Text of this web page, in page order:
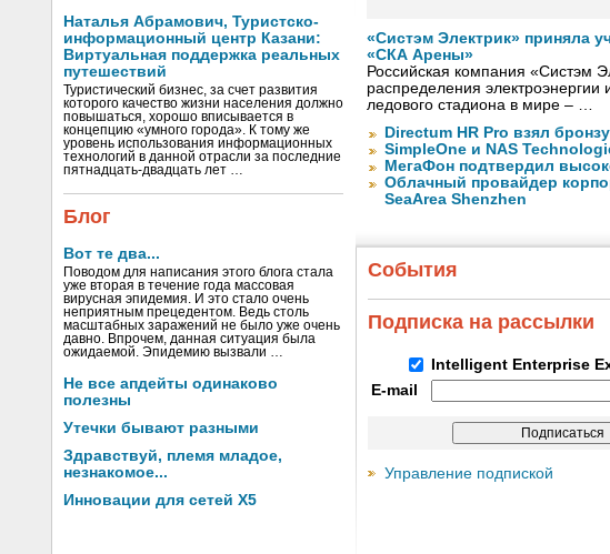
Наталья Абрамович, Туристско-
информационный центр Казани:
Виртуальная поддержка реальных
путешествий
Туристический бизнес, за счет развития
которого качество жизни населения должно
повышаться, хорошо вписывается в
концепцию «умного города». К тому же
уровень использования информационных
технологий в данной отрасли за последние
пятнадцать-двадцать лет …
Блог
Вот те два...
Поводом для написания этого блога стала
уже вторая в течение года массовая
вирусная эпидемия. И это стало очень
неприятным прецедентом. Ведь столь
масштабных заражений не было уже очень
давно. Впрочем, данная ситуация была
ожидаемой. Эпидемию вызвали …
Не все апдейты одинаково
полезны
Утечки бывают разными
Здравствуй, племя младое,
незнакомое...
Инновации для сетей X5
«Систэм Электрик» приняла
«СКА Арены»
Российская компания «Систэм
распределения
ледового стадиона в мире – …
Directum HR Pro взял
SimpleOne и NAS
МегаФон подтвердил
Облачный провайдер
SeaArea Shenzhen
События
Подписка на рассылки
Intelligent Enterprise
E-mail
Управление подпиской